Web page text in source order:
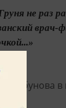
не раз
врач-